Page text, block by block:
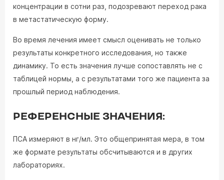
концентрации в сотни раз, подозревают переход рака
в метастатическую форму.
Во время лечения имеет смысл оценивать не только
результаты конкретного исследования, но также
динамику. То есть значения лучше сопоставлять не с
таблицей нормы, а с результатами того же пациента за
прошлый период наблюдения.
РЕФЕРЕНСНЫЕ ЗНАЧЕНИЯ:
ПСА измеряют в нг/мл. Это общепринятая мера, в том
же формате результаты обсчитываются и в других
лабораториях.